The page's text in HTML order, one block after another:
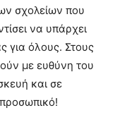
σχολείων που
να υπάρχει
για όλους. Στους
με ευθύνη του
και σε